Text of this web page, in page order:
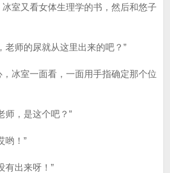
又看女体生理学的书，然后和悠子
师的尿就从这里出来的吧？”
室一面看，一面用手指确定那个位
，是这个吧？”
！”
出来呀！”